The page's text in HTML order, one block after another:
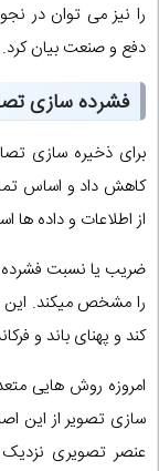
را نیز می توان در
دفع و صنعت بیان کرد.
فشرده سازی
برای ذخیره سازی
کاهش داد و اساس
از اطلاعات و داده ها
ضریب یا نسبت فشرده
را مشخص میکند. این
کند و پهنای باند و
امروزه روش هایی
سازی تصویر از این
عنصر تصویری نزدیک